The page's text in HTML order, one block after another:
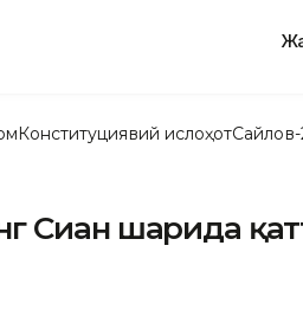
Конституциявий ислоҳот
Сиан шаҳрида